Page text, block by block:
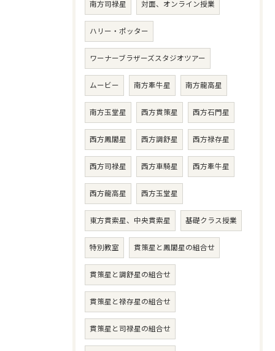
南方司禄星 対面、オンライン授業
ハリー・ポッター
ワーナーブラザーズスタジオツアー
ムービー 南方牽牛星 南方龍高星
南方玉堂星 西方貫策星 西方石門星
西方鳳閣星 西方調舒星 西方禄存星
西方司禄星 西方車騎星 西方牽牛星
西方龍高星 西方玉堂星
東方貫索星、中央貫索星 基礎クラス授業
特別教室 貫策星と鳳閣星の組合せ
貫策星と調舒星の組合せ
貫策星と禄存星の組合せ
貫策星と司禄星の組合せ